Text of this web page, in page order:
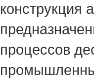
конструкция
процессов